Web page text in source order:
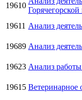
19610
19611 Анализ
19689 Анализ
19623 Анализ
19615